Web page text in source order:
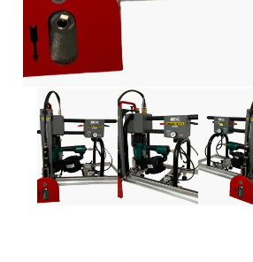
Docs
About
COMMUNITY
Join